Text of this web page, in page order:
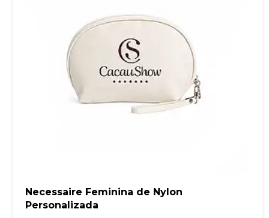
Necessaire Feminina de Nylon
Personalizada